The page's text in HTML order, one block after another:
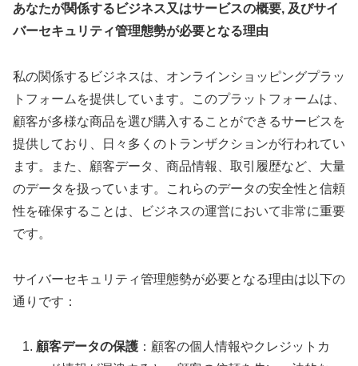
あなたが関係するビジネス又はサービスの概要, 及びサイ
バーセキュリティ管理態勢が必要となる理由
私の関係するビジネスは、オンラインショッピングプラッ
トフォームを提供しています。このプラットフォームは、
顧客が多様な商品を選び購入することができるサービスを
提供しており、日々多くのトランザクションが行われてい
ます。また、顧客データ、商品情報、取引履歴など、大量
のデータを扱っています。これらのデータの安全性と信頼
性を確保することは、ビジネスの運営において非常に重要
です。
サイバーセキュリティ管理態勢が必要となる理由は以下の
通りです：
顧客データの保護 ：顧客の個人情報やクレジットカ